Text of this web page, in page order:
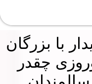
با بزرگان
چقدر